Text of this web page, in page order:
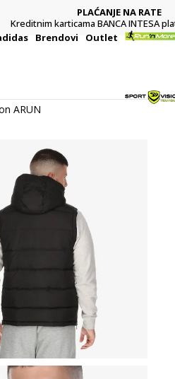
PLAĆANJE NA RATE
Kreditnim karticama BANCA INTESA
Brendovi Outlet
ARUN